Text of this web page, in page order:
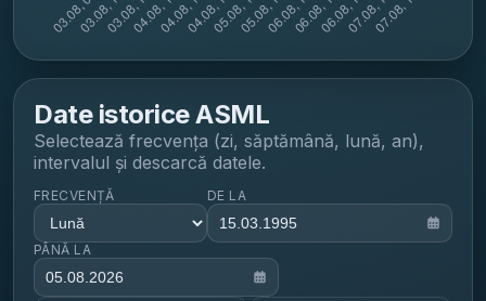
Date istoriceASML
Selectează frecvența (zi, săptămână, lună, an),
intervalul și descarcă datele.
FRECVENȚĂ DE LA
PÂNĂ LA